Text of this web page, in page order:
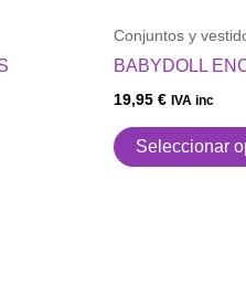
Conjuntos y
BABYDOLL
19,95€ IVA inc
Seleccionar